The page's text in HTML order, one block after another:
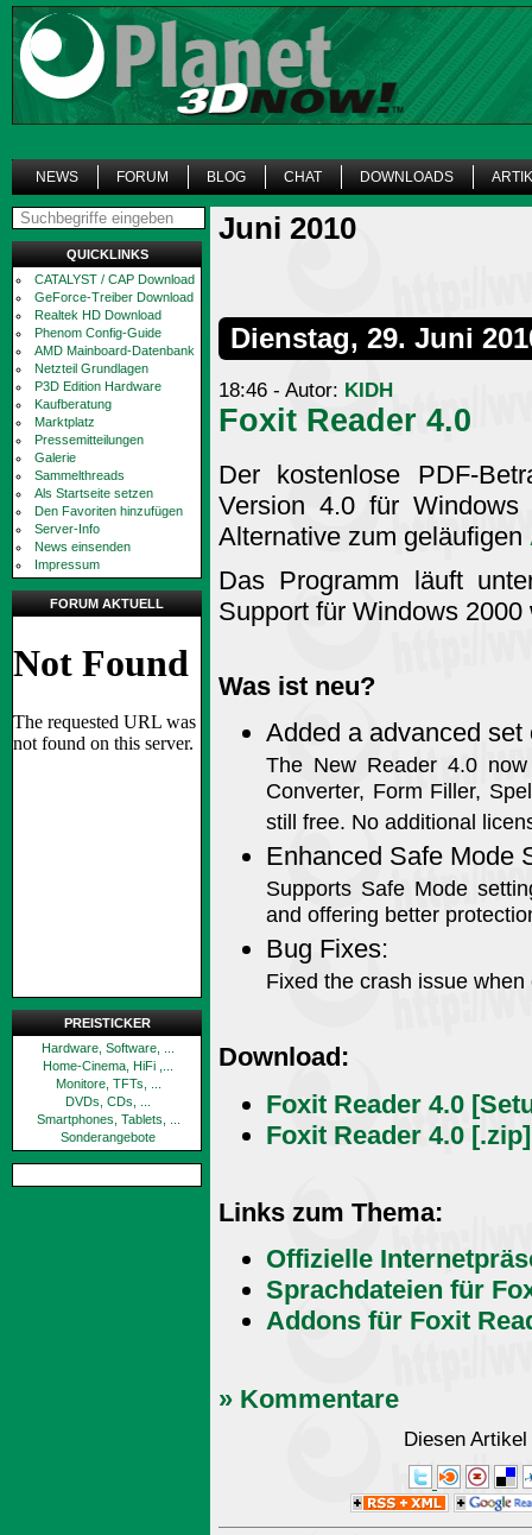
NEWS FORUM BLOG CHAT DOWNLOADS
QUICKLINKS
CATALYST / CAP Download
GeForce-Treiber Download
Realtek HD Download
Phenom Config-Guide
AMD Mainboard-Datenbank
Netzteil Grundlagen
P3D Edition Hardware
Kaufberatung
Marktplatz
Pressemitteilungen
Galerie
Sammelthreads
Als Startseite setzen
Den Favoriten hinzufügen
Server-Info
News einsenden
Impressum
FORUM AKTUELL
PREISTICKER
Hardware, Software, ...
Home-Cinema, HiFi ,...
Monitore, TFTs, ...
DVDs, CDs, ...
Smartphones, Tablets, ...
Sonderangebote
Juni 2010
Dienstag, 29. Juni
18:46 - Autor: KIDH
Foxit Reader 4.0
Der kostenlose PDF-
Version 4.0 für
Alternative zum geläufigen
Das Programm läuft
Support für Windows
Was ist neu?
Added a advanced
The New Reader 4.0
Converter, Form Filler,
still free. No additional
Enhanced Safe Mode
Supports Safe Mode
and offering better
Bug Fixes:
Fixed the crash issue
Download:
Foxit Reader 4.0
Foxit Reader 4.0
Links zum Thema:
Offizielle
Sprachdateien für
Addons für Foxit
» Kommentare
Diesen